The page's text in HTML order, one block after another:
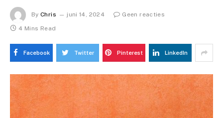
By Chris juni 14, 2024
Geen reacties
4 Mins Read
Facebook Twitter Pinterest LinkedIn